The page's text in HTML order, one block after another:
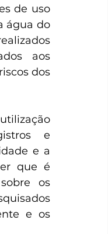
de uso
água do
aos
dos
e
e a
que é
os
e os